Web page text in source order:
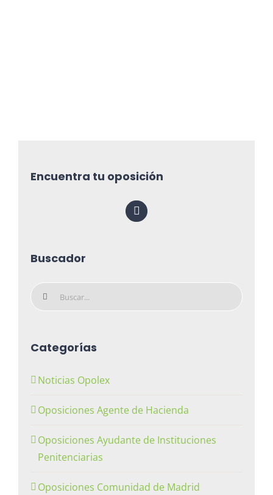
Encuentra tu oposición
Buscador
Buscar:
Categorías
Noticias Opolex
Oposiciones Agente de Hacienda
Oposiciones Ayudante de Instituciones
Penitenciarias
Oposiciones Comunidad de Madrid